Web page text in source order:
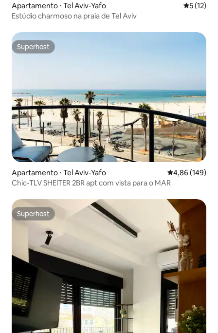
Apartamento ⋅ Tel Aviv-Yafo 5 de uma
5 (12)
Estúdio charmoso na praia de Tel Aviv
Superhost
Superhost
Apartamento ⋅ Tel Aviv-Yafo 4,86 de uma
4,86 (149)
Chic-TLV SHElTER 2BR apt com vista para o MAR
Superhost
Superhost